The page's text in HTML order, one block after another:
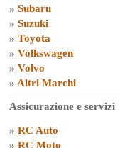
» Subaru
» Suzuki
» Toyota
» Volkswagen
» Volvo
» Altri Marchi
Assicurazione e servizi
» RC Auto
» RC Moto